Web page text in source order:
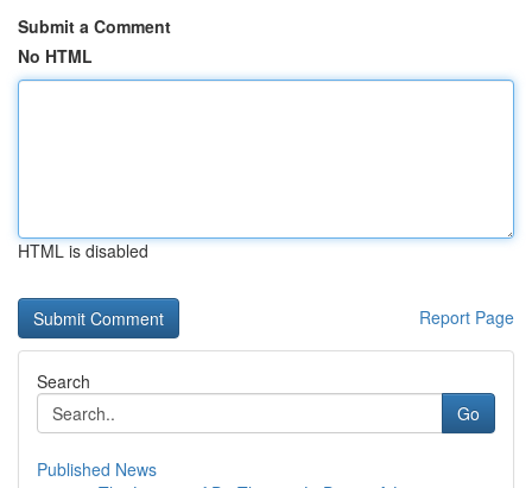
Submit a Comment
No HTML
HTML is disabled
Report Page
Search
Go
Published News